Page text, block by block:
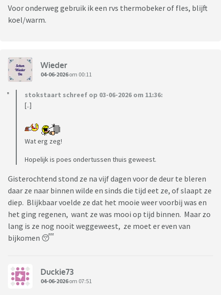
Voor onderweg gebruik ik een rvs thermobeker of fles, blijft
koel/warm.
Wieder
04-06-2026om 00:11
stokstaart schreef op 03-06-2026 om 11:36:
[..]
Wat erg zeg!
Hopelijk is poes ondertussen thuis geweest.
Gisterochtend stond ze na vijf dagen voor de deur te bleren
daar ze naar binnen wilde en sinds die tijd eet ze, of slaapt ze
diep. Blijkbaar voelde ze dat het mooie weer voorbij was en
het ging regenen, want ze was mooi op tijd binnen. Maar zo
lang is ze nog nooit weggeweest, ze moet er even van
bijkomen 😴
Duckie73
04-06-2026om 07:51